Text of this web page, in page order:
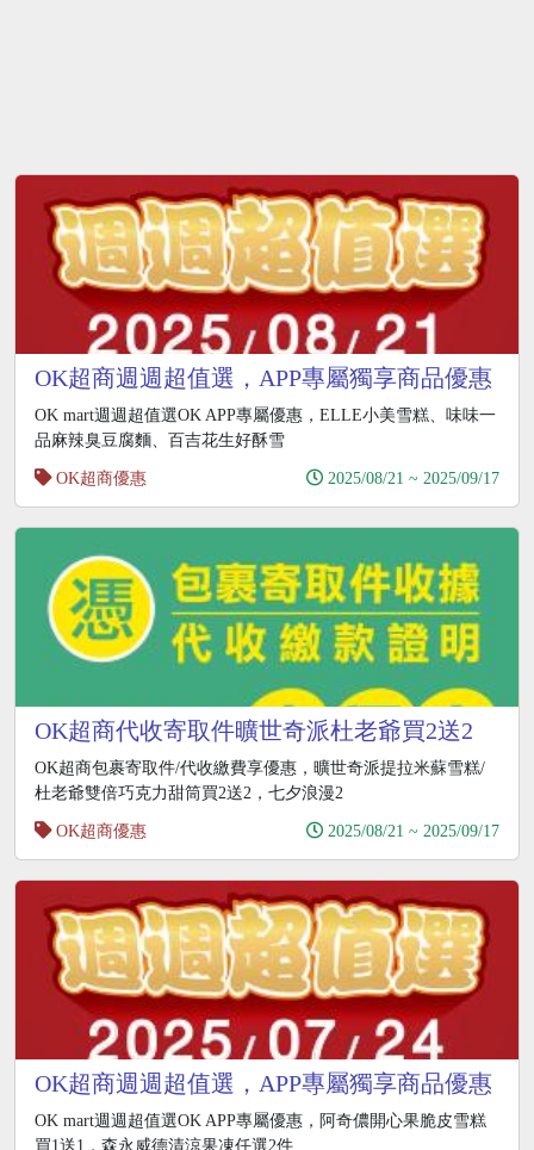
OK超商週週超值選，APP專屬獨享商品優惠
買一送一
OK mart週週超值選OK APP專屬優惠，ELLE小美雪糕、味味一
品麻辣臭豆腐麵、百吉花生好酥雪
OK超商優惠
2025/08/21 ~ 2025/09/17
OK超商代收寄取件曠世奇派杜老爺買2送2
OK超商包裹寄取件/代收繳費享優惠，曠世奇派提拉米蘇雪糕/
杜老爺雙倍巧克力甜筒買2送2，七夕浪漫2
OK超商優惠
2025/08/21 ~ 2025/09/17
OK超商週週超值選，APP專屬獨享商品優惠
買一送一
OK mart週週超值選OK APP專屬優惠，阿奇儂開心果脆皮雪糕
買1送1，森永威德清涼果凍任選2件